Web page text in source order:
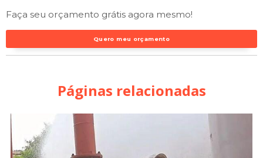
Faça seu orçamento grátis agora mesmo!
Quero meu orçamento
Páginas relacionadas